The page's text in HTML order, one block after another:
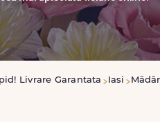
Livrare Garantata Iasi